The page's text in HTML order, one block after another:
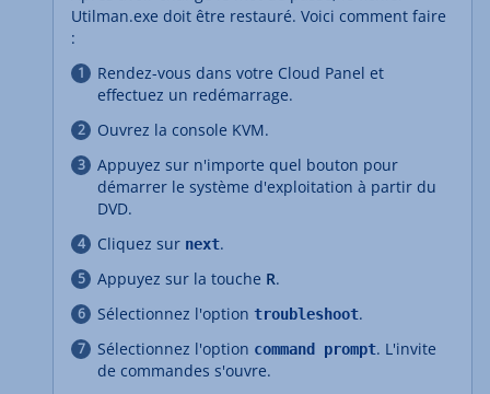
Utilman.exe doit être restauré. Voici comment faire
:
Rendez-vous dans votre Cloud Panel et
effectuez un redémarrage.
Ouvrez la console KVM.
Appuyez sur n'importe quel bouton pour
démarrer le système d'exploitation à partir du
DVD.
Cliquez sur next.
Appuyez sur la touche R.
Sélectionnez l'option troubleshoot.
Sélectionnez l'option command prompt. L'invite
de commandes s'ouvre.